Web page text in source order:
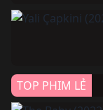
TOP PHIM LẺ